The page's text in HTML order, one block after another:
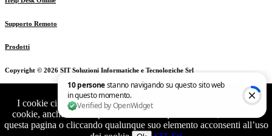
Supporto Remoto
Prodotti
Copyright © 2026 SIT Soluzioni Informatiche e Tecnologiche Srl
Tutti i diritti riservati - C.F. e Partita Iva 02853270169 - Cap.Sociale
€ 50.000 I.v. - Via G. Carducci 3, 24020 Ranica (BG) Italy |
Informativa Privacy
Tel.+39 035343039- Cell.+39 3407880955-info@sit-web.it
I cookie ci aiutano a fornire i nostri servizi. Questo sito utilizza
cookie, anche di terze parti. Chiudendo questo banner, scorrendo
questa pagina o cliccando qualunque suo elemento acconsenti all’uso
persone stanno navigando su questo sito web in questo momento.